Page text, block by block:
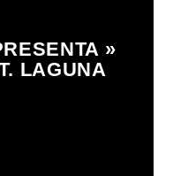
»
LAGUNA